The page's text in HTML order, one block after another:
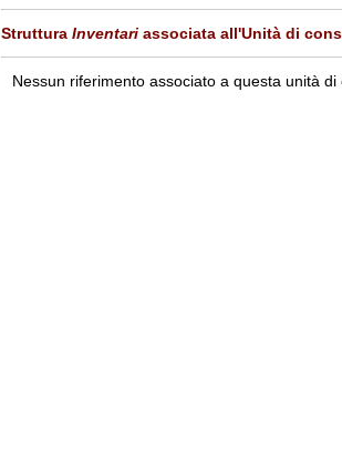
Struttura Inventari associata all'Unità di
Nessun riferimento associato a questa unità